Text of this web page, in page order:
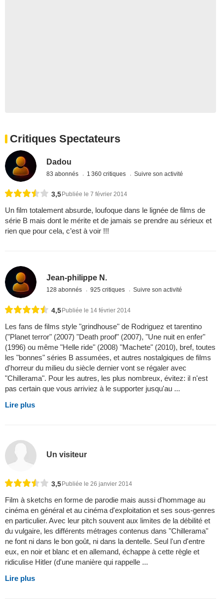
Critiques Spectateurs
Dadou
83 abonnés 1 360 critiques Suivre son activité
3,5 Publiée le 7 février 2014
Un film totalement absurde, loufoque dans le lignée de films de
série B mais dont le mérite et de jamais se prendre au sérieux et
rien que pour cela, c’est à voir !!!
Jean-philippe N.
128 abonnés 925 critiques Suivre son activité
4,5Publiée le 14 février 2014
Les fans de films style "grindhouse" de Rodriguez et tarentino
("Planet terror" (2007) "Death proof" (2007), "Une nuit en enfer"
(1996) ou même "Helle ride" (2008) "Machete" (2010), bref, toutes
les "bonnes" séries B assumées, et autres nostalgiques de films
d'horreur du milieu du siècle dernier vont se régaler avec
"Chillerama". Pour les autres, les plus nombreux, évitez: il n'est
pas certain que vous arriviez à le supporter jusqu'au ...
Lire plus
Un visiteur
3,5Publiée le 26 janvier 2014
Film à sketchs en forme de parodie mais aussi d'hommage au
cinéma en général et au cinéma d'exploitation et ses sous-genres
en particulier. Avec leur pitch souvent aux limites de la débilité et
du vulgaire, les différents métrages contenus dans "Chillerama"
ne font ni dans le bon goût, ni dans la dentelle. Seul l'un d'entre
eux, en noir et blanc et en allemand, échappe à cette règle et
ridiculise Hitler (d'une manière qui rappelle ...
Lire plus